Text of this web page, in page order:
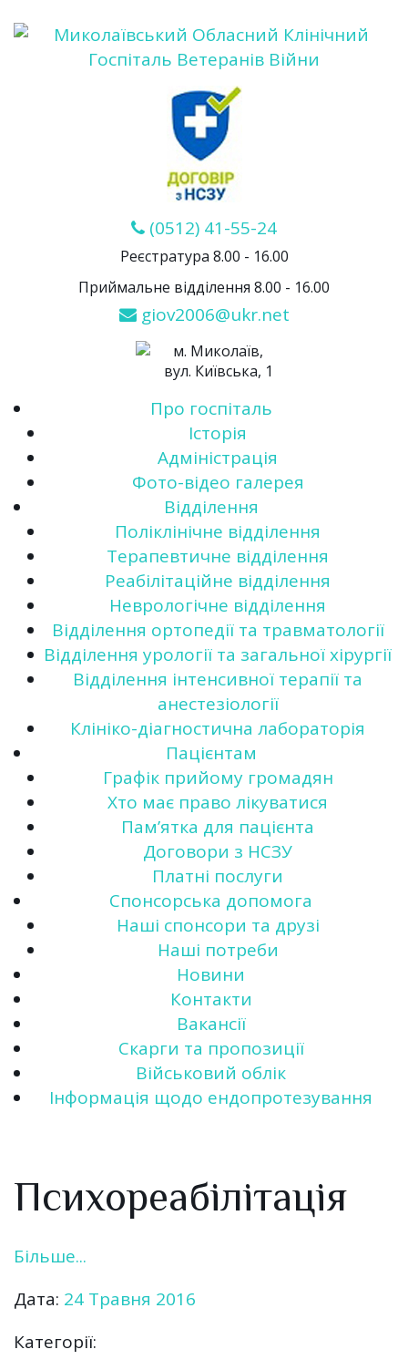
(0512) 41-55-24
Реєстратура 8.00 - 16.00
Приймальне відділення 8.00 - 16.00
giov2006@ukr.net
м. Миколаїв,
вул. Київська, 1
Про госпіталь
Історія
Адміністрація
Фото-відео галерея
Відділення
Поліклінічне відділення
Терапевтичне відділення
Реабілітаційне відділення
Неврологічне відділення
Відділення ортопедії та травматології
Відділення урології та загальної хірургії
Відділення інтенсивної терапії та
анестезіології
Клініко-діагностична лабораторія
Пацієнтам
Графік прийому громадян
Хто має право лікуватися
Пам’ятка для пацієнта
Договори з НСЗУ
Платні послуги
Спонсорська допомога
Наші спонсори та друзі
Наші потреби
Новини
Контакти
Вакансії
Скарги та пропозиції
Військовий облік
Інформація щодо ендопротезування
Психореабілітація
Більше...
Дата: 24 Травня 2016
Категорії: